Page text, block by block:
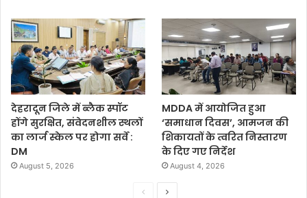
देहरादून जिले में ब्लैक स्पॉट
होंगे सुरक्षित, संवेदनशील स्थलों
का लार्ज स्केल पर होगा सर्वे :
DM
August 5, 2026
MDDA में आयोजित हुआ
‘समाधान दिवस’, आमजन की
शिकायतों के त्वरित निस्तारण
के दिए गए निर्देश
August 4, 2026